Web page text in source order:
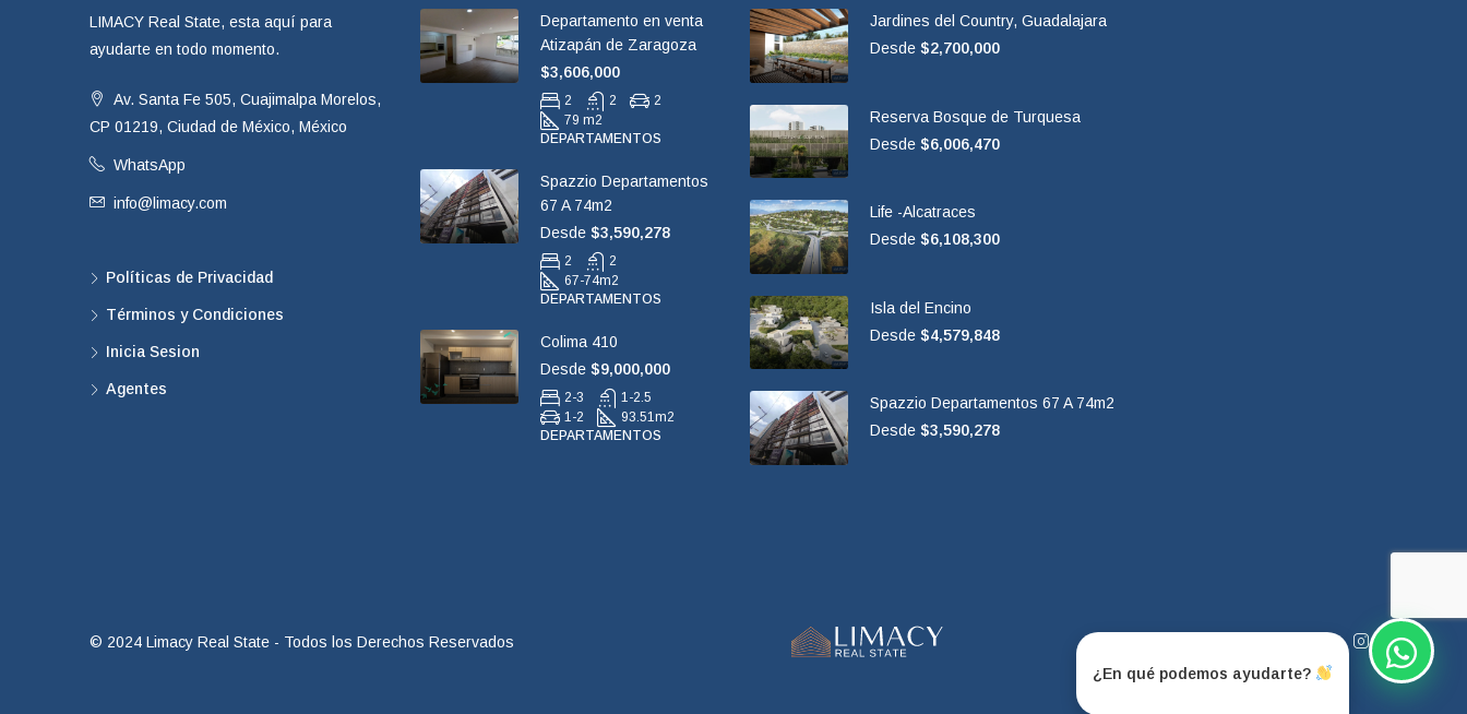
LIMACY Real State, esta aquí para
ayudarte en todo momento.
Av. Santa Fe 505, Cuajimalpa Morelos,
CP 01219, Ciudad de México, México
WhatsApp
info@limacy.com
Políticas de Privacidad
Términos y Condiciones
Inicia Sesion
Agentes
Departamento en venta
Atizapán de Zaragoza
$3,606,000
2 2
2
79 m2
DEPARTAMENTOS
Spazzio Departamentos
67 A 74m2
Desde $3,590,278
2
2
67-74m2
DEPARTAMENTOS
Colima 410
Desde $9,000,000
2-3
1-2.5
1-2
93.51m2
DEPARTAMENTOS
Jardines del Country, Guadalajara
Desde $2,700,000
Reserva Bosque de Turquesa
Desde $6,006,470
Life -Alcatraces
Desde $6,108,300
Isla del Encino
Desde $4,579,848
Spazzio Departamentos 67 A 74m2
Desde $3,590,278
© 2024 Limacy Real State - Todos los Derechos Reservados
¿En qué podemos ayudarte?